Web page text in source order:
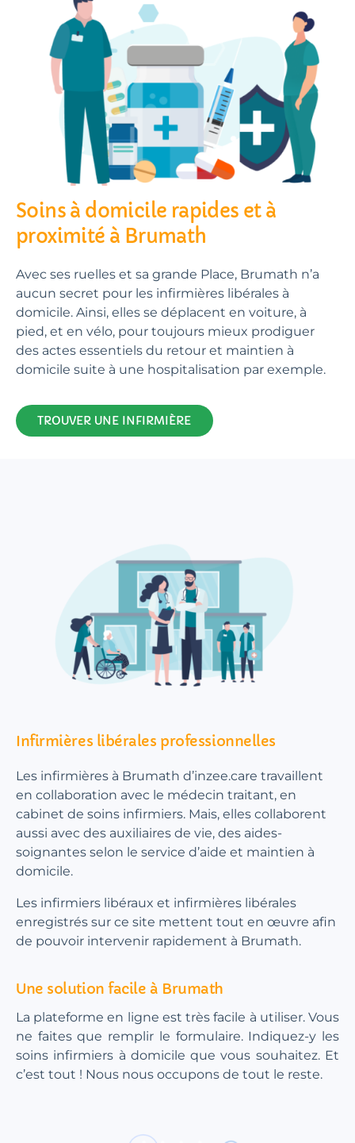
Soins à domicile rapides et à
proximité à Brumath
Avec ses ruelles et sa grande Place, Brumath n’a
aucun secret pour les infirmières libérales à
domicile. Ainsi, elles se déplacent en voiture, à
pied, et en vélo, pour toujours mieux prodiguer
des actes essentiels du retour et maintien à
domicile suite à une hospitalisation par exemple.
TROUVER UNE INFIRMIÈRE
Infirmières libérales professionnelles
Les infirmières à Brumath d’inzee.care travaillent
en collaboration avec le médecin traitant, en
cabinet de soins infirmiers. Mais, elles collaborent
aussi avec des auxiliaires de vie, des aides-
soignantes selon le service d’aide et maintien à
domicile.
Les infirmiers libéraux et infirmières libérales
enregistrés sur ce site mettent tout en œuvre afin
de pouvoir intervenir rapidement à Brumath.
Une solution facile à Brumath
La plateforme en ligne est très facile à utiliser. Vous
ne faites que remplir le formulaire. Indiquez-y les
soins infirmiers à domicile que vous souhaitez. Et
c’est tout ! Nous nous occupons de tout le reste.